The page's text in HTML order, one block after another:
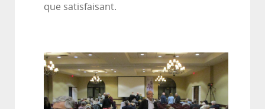
que satisfaisant.